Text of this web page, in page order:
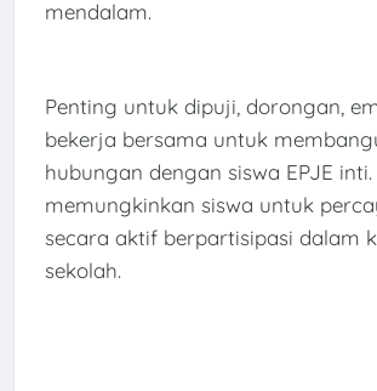
mendalam.
Penting untuk dipuji, dorongan,
bekerja bersama untuk
hubungan dengan siswa EPJE inti.
memungkinkan siswa untuk
secara aktif berpartisipasi dalam
sekolah.